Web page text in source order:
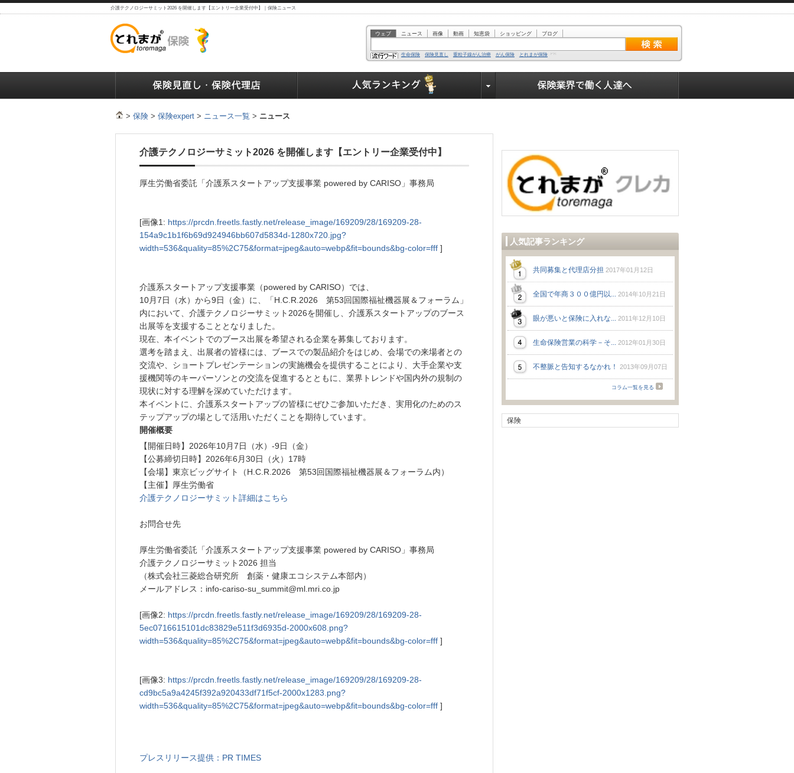
介護テクノロジーサミット2026 を開催します【エントリー企業受付中】｜保険ニュース
ウェブ ニュース 画像 動画 知恵袋 ショッピング ブログ
生命保険 保険見直し 重粒子線がん治療 がん保険 とれまが保険
> 保険 > 保険expert > ニュース一覧 > ニュース
介護テクノロジーサミット2026 を開催します【エントリー企業受付中】
厚生労働省委託「介護系スタートアップ支援事業 powered by CARISO」事務局
[画像1: https://prcdn.freetls.fastly.net/release_image/169209/28/169209-28-
154a9c1b1f6b69d924946bb607d5834d-1280x720.jpg?
width=536&quality=85%2C75&format=jpeg&auto=webp&fit=bounds&bg-color=fff ]
介護系スタートアップ支援事業（powered by CARISO）では、
10月7日（水）から9日（金）に、「H.C.R.2026 第53回国際福祉機器展＆フォーラム」
内において、介護テクノロジーサミット2026を開催し、介護系スタートアップのブース
出展等を支援することとなりました。
現在、本イベントでのブース出展を希望される企業を募集しております。
選考を踏まえ、出展者の皆様には、ブースでの製品紹介をはじめ、会場での来場者との
交流や、ショートプレゼンテーションの実施機会を提供することにより、大手企業や支
援機関等のキーパーソンとの交流を促進するとともに、業界トレンドや国内外の規制の
現状に対する理解を深めていただけます。
本イベントに、介護系スタートアップの皆様にぜひご参加いただき、実用化のためのス
テップアップの場として活用いただくことを期待しています。
開催概要
【開催日時】2026年10月7日（水）-9日（金）
【公募締切日時】2026年6月30日（火）17時
【会場】東京ビッグサイト（H.C.R.2026 第53回国際福祉機器展＆フォーラム内）
【主催】厚生労働省
介護テクノロジーサミット詳細はこちら
お問合せ先
厚生労働省委託「介護系スタートアップ支援事業 powered by CARISO」事務局
介護テクノロジーサミット2026 担当
（株式会社三菱総合研究所 創薬・健康エコシステム本部内）
メールアドレス：info-cariso-su_summit@ml.mri.co.jp
[画像2: https://prcdn.freetls.fastly.net/release_image/169209/28/169209-28-
5ec0716615101dc83829e511f3d6935d-2000x608.png?
width=536&quality=85%2C75&format=jpeg&auto=webp&fit=bounds&bg-color=fff ]
[画像3: https://prcdn.freetls.fastly.net/release_image/169209/28/169209-28-
cd9bc5a9a4245f392a920433df71f5cf-2000x1283.png?
width=536&quality=85%2C75&format=jpeg&auto=webp&fit=bounds&bg-color=fff ]
プレスリリース提供：PR TIMES
人気記事ランキング
共同募集と代理店分担 2017年01月12日
全国で年商３００億円以... 2014年10月21日
眼が悪いと保険に入れな... 2011年12月10日
生命保険営業の科学－そ... 2012年01月30日
不整脈と告知するなかれ！ 2013年09月07日
コラム一覧を見る
保険